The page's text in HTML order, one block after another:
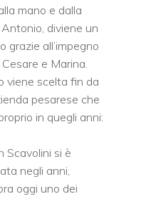
mano e dalla
diviene un
grazie all’impegno
e Marina.
viene scelta fin da
pesarese che
in quegli anni:
Scavolini si è
negli anni,
oggi uno dei